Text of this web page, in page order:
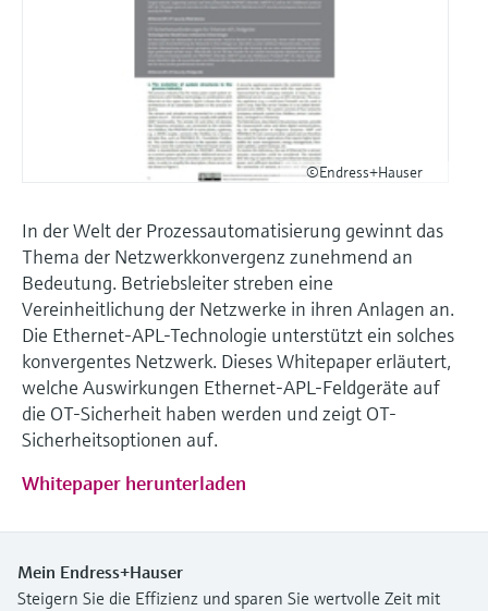
©Endress+Hauser
In der Welt der Prozessautomatisierung gewinnt das
Thema der Netzwerkkonvergenz zunehmend an
Bedeutung. Betriebsleiter streben eine
Vereinheitlichung der Netzwerke in ihren Anlagen an.
Die Ethernet-APL-Technologie unterstützt ein solches
konvergentes Netzwerk. Dieses Whitepaper erläutert,
welche Auswirkungen Ethernet-APL-Feldgeräte auf
die OT-Sicherheit haben werden und zeigt OT-
Sicherheitsoptionen auf.
Whitepaper herunterladen
Mein Endress+Hauser
Steigern Sie die Effizienz und sparen Sie wertvolle Zeit mit